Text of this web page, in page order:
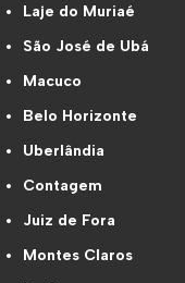
Laje do Muriaé
São José de Ubá
Macuco
Belo Horizonte
Uberlândia
Contagem
Juiz de Fora
Montes Claros